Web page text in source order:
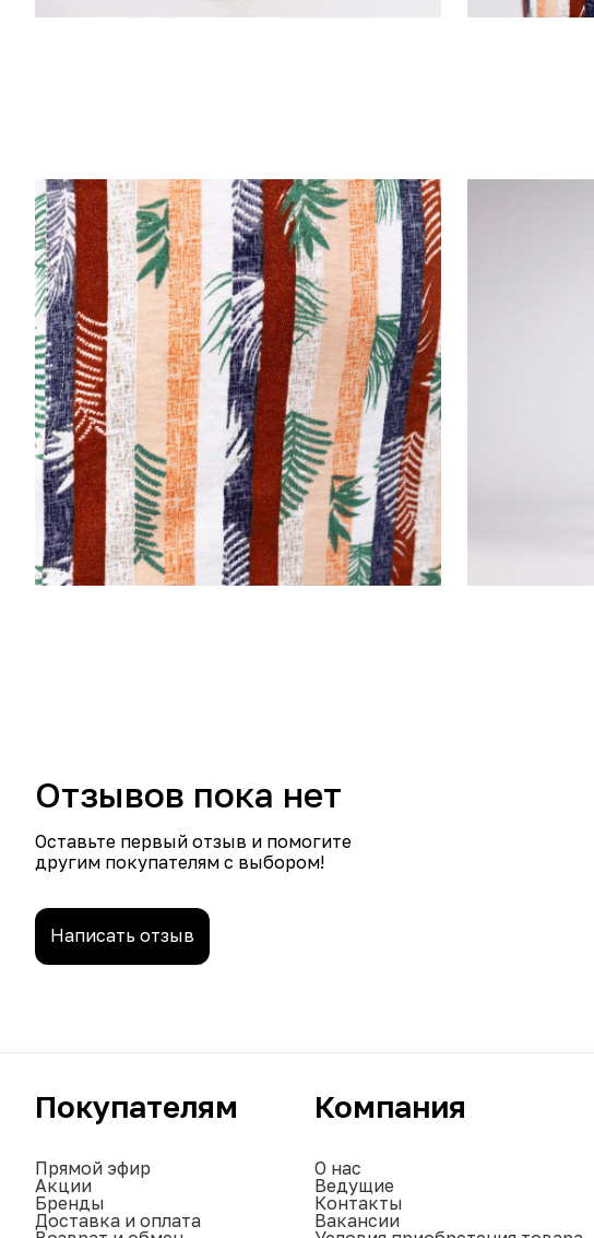
Отзывов пока нет
Оставьте первый отзыв и помогите
другим покупателям с выбором!
Написать отзыв
Покупателям
Прямой эфир
Акции
Бренды
Доставка и оплата
Компания
О нас
Ведущие
Контакты
Вакансии